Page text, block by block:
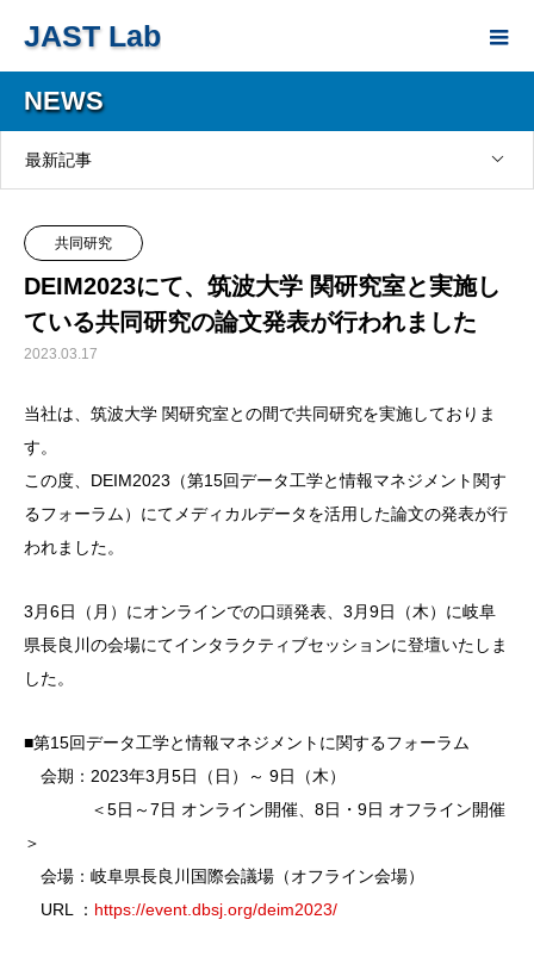
JAST Lab
NEWS
最新記事
共同研究
DEIM2023にて、筑波大学 関研究室と実施し
ている共同研究の論文発表が行われました
2023.03.17
当社は、筑波大学 関研究室との間で共同研究を実施しておりま
す。
この度、DEIM2023（第15回データ工学と情報マネジメント関す
るフォーラム）にてメディカルデータを活用した論文の発表が行
われました。
3月6日（月）にオンラインでの口頭発表、3月9日（木）に岐阜
県長良川の会場にてインタラクティブセッションに登壇いたしま
した。
■第15回データ工学と情報マネジメントに関するフォーラム
会期：2023年3月5日（日）～ 9日（木）
＜5日～7日 オンライン開催、8日・9日 オフライン開催
＞
会場：岐阜県長良川国際会議場（オフライン会場）
URL ： https://event.dbsj.org/deim2023/